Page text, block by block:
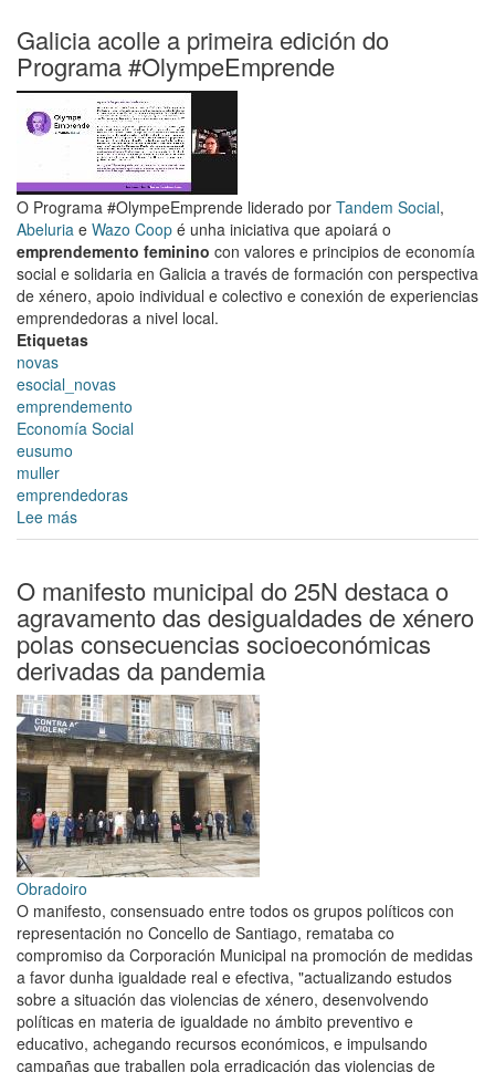
de
Cooperativas
Galegas
EspazoCoop
e
Concello
de
Santiago
de
Compostela
colaboran
na
posta
en
do
programa
Impulso
emprendedor
economía
Galicia acolle a primeira edición do
Programa #OlympeEmprende
O Programa #OlympeEmprende liderado por Tandem Social,
Abeluria e Wazo Coop é unha iniciativa que apoiará o
emprendemento feminino con valores e principios de economía
social e solidaria en Galicia a través de formación con perspectiva
de xénero, apoio individual e colectivo e conexión de experiencias
emprendedoras a nivel local.
Etiquetas
novas
esocial_novas
emprendemento
Economía Social
eusumo
muller
emprendedoras
Lee más
Galicia
a
primeira
edición
do
Programa
#OlympeEmprende
O manifesto municipal do 25N destaca o
agravamento das desigualdades de xénero
polas consecuencias socioeconómicas
derivadas da pandemia
Obradoiro
O manifesto, consensuado entre todos os grupos políticos con
representación no Concello de Santiago, remataba co
compromiso da Corporación Municipal na promoción de medidas
a favor dunha igualdade real e efectiva, "actualizando estudos
sobre a situación das violencias de xénero, desenvolvendo
políticas en materia de igualdade no ámbito preventivo e
educativo, achegando recursos económicos, e impulsando
campañas que traballen pola erradicación das violencias de